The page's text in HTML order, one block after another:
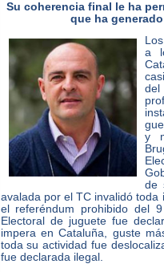
Su coherencia final le ha
que ha
a
del
y
de
avalada por el TC invalidó
el referéndum prohibido del
Electoral de juguete fue
impera en Cataluña, guste
toda su actividad fue
fue declarada ilegal.